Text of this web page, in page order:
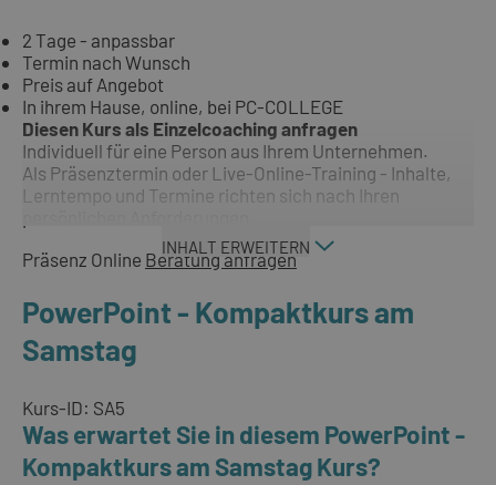
2 Tage - anpassbar
Termin nach Wunsch
Preis auf Angebot
In ihrem Hause, online, bei PC-COLLEGE
Diesen Kurs als Einzelcoaching anfragen
Individuell für eine Person aus Ihrem Unternehmen.
Als Präsenztermin oder Live-Online-Training - Inhalte,
Lerntempo und Termine richten sich nach Ihren
INHALT ERWEITERN
Präsenz Online Beratung anfragen
PowerPoint - Kompaktkurs am
Samstag
Kurs-ID: SA5
Was erwartet Sie in diesem PowerPoint -
Kompaktkurs am Samstag Kurs?